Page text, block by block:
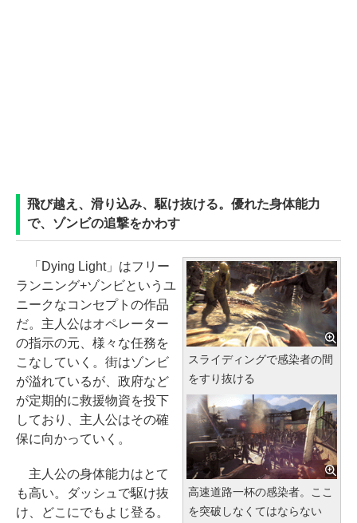
飛び越え、滑り込み、駆け抜ける。優れた身体能力
で、ゾンビの追撃をかわす
スライディングで感染者の間
をすり抜ける
高速道路一杯の感染者。ここ
を突破しなくてはならない
「Dying Light」はフリー
ランニング+ゾンビというユ
ニークなコンセプトの作品
だ。主人公はオペレーター
の指示の元、様々な任務を
こなしていく。街はゾンビ
が溢れているが、政府など
が定期的に救援物資を投下
しており、主人公はその確
保に向かっていく。
主人公の身体能力はとて
も高い。ダッシュで駆け抜
け、どこにでもよじ登る。